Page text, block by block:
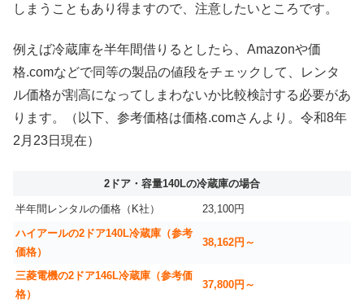
しまうこともあり得ますので、注意したいところです。
例えば冷蔵庫を半年間借りるとしたら、Amazonや価
格.comなどで同等の製品の値段をチェックして、レンタ
ル価格が割高になってしまわないか比較検討する必要があ
ります。（以下、参考価格は価格.comさんより。令和8年
2月23日現在）
2ドア・容量140Lの冷蔵庫の場合
半年間レンタルの価格（K社）
23,100円
ハイアールの2ドア140L冷蔵庫（参考
価格）
38,162円～
三菱電機の2ドア146L冷蔵庫（参考価
格）
37,800円～